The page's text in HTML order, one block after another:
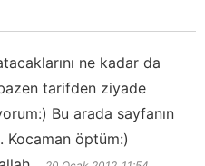
ne kadar da
tarifden ziyade
Bu arada sayfanın
Kocaman öptüm:)